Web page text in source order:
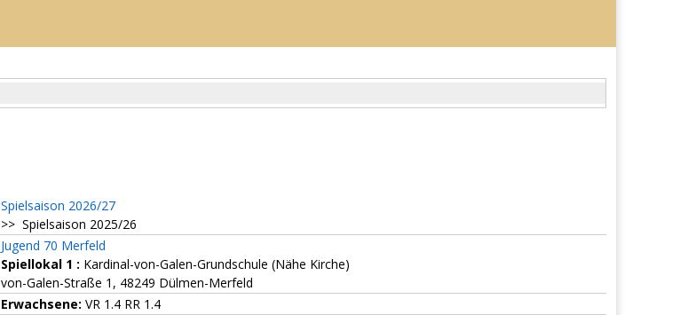
Spielsaison 2026/27
>> Spielsaison 2025/26
Jugend 70 Merfeld
Spiellokal 1 : Kardinal-von-Galen-Grundschule (Nähe Kirche)
von-Galen-Straße 1, 48249 Dülmen-Merfeld
Erwachsene: VR 1.4 RR 1.4